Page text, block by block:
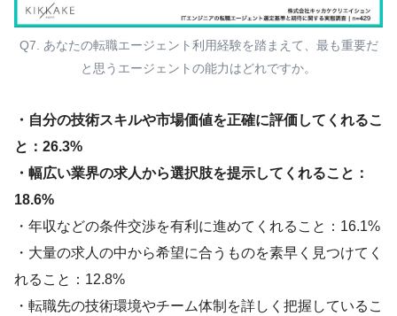
Q7. あなたの転職エージェント利用経験を踏まえて、最も重要だ
と思うエージェントの能力はどれですか。
・自分の技術スキルや市場価値を正確に評価してくれるこ
と：26.3%
・幅広い業界の求人から選択肢を提示してくれること：
18.6%
・年収などの条件交渉を有利に進めてくれること：16.1%
・大量の求人の中から希望に合うものを素早く見つけてく
れること：12.8%
・転職先の技術環境やチーム体制を詳しく把握しているこ